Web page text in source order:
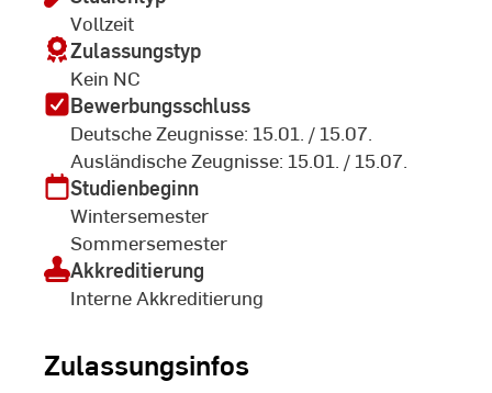
Vollzeit
Zulassungstyp
Kein NC
Bewerbungsschluss
Deutsche Zeugnisse: 15.01. / 15.07.
Ausländische Zeugnisse: 15.01. / 15.07.
Studienbeginn
Wintersemester
Sommersemester
Akkreditierung
Interne Akkreditierung
Zulassungsinfos